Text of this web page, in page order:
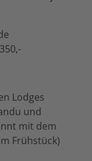
Lodges
und
mit dem
Frühstück)